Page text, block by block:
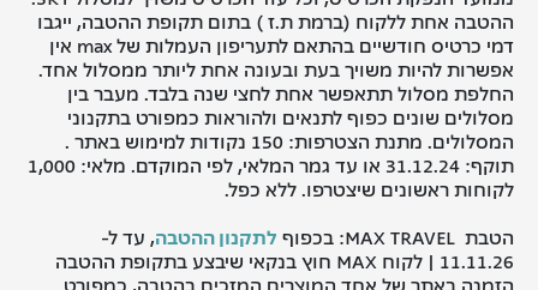
ההטבה אחת ללקוח (ברמת ת.ז ) בתום תקופת ההטבה, ייגבו
דמי כרטיס חודשיים בהתאם לתעריפון העמלות של max אין
אפשרות להיות משויך בעת ובעונה אחת ליותר ממסלול אחד.
החלפת מסלול תתאפשר אחת לחצי שנה בלבד. מעבר בין
מסלולים שונים כפוף לתנאים ולהוראות כמפורט בתקנוני
המסלולים. מתנת הצטרפות: 150 נקודות למימוש באתר .
תוקף: 31.12.24
או עד גמר המלאי, לפי המוקדם. מלאי: 1,000
לקוחות ראשונים שיצטרפו. ללא כפל.
הטבת MAX TRAVEL: בכפוף
לתקנון ההטבה, עד ל-
11.11.26 | לקוח MAX חוץ בנקאי שיבצע בתקופת ההטבה
הזמנה באתר של אחד המוצרים המזכים בהטבה, כמפורט